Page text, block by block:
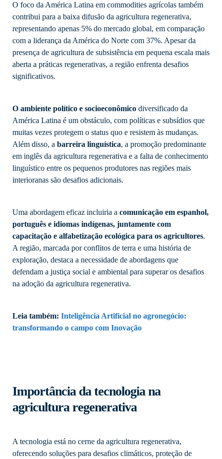
O foco da América Latina em commodities agrícolas também
contribui para a baixa difusão da agricultura regenerativa,
representando apenas 5% do mercado global, em comparação
com a liderança da América do Norte com 37%. Apesar da
presença de agricultura de subsistência em pequena escala mais
aberta a práticas regenerativas, a região enfrenta desafios
significativos.
O ambiente político e socioeconômico diversificado da
América Latina é um obstáculo, com políticas e subsídios que
muitas vezes protegem o status quo e resistem às mudanças.
Além disso, a barreira linguística, a promoção predominante
em inglês da agricultura regenerativa e a falta de conhecimento
linguístico entre os pequenos produtores nas regiões mais
interioranas são desafios adicionais.
Uma abordagem eficaz incluiria a comunicação em espanhol,
português e idiomas indígenas, juntamente com
capacitação e alfabetização ecológica para os agricultores.
A região, marcada por conflitos de terra e uma história de
exploração, destaca a necessidade de abordagens que
defendam a justiça social e ambiental para superar os desafios
na adoção da agricultura regenerativa.
Leia também: Inteligência Artificial no agronegócio:
transformando o campo com Inovação
Importância da tecnologia na
agricultura regenerativa
A tecnologia está no cerne da agricultura regenerativa,
oferecendo soluções para desafios climáticos, proteção de